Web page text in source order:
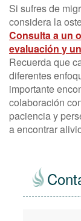
Si sufres de
considera la
Consulta a un
evaluación y
Recuerda que
diferentes
importante
colaboración
paciencia y
a encontrar